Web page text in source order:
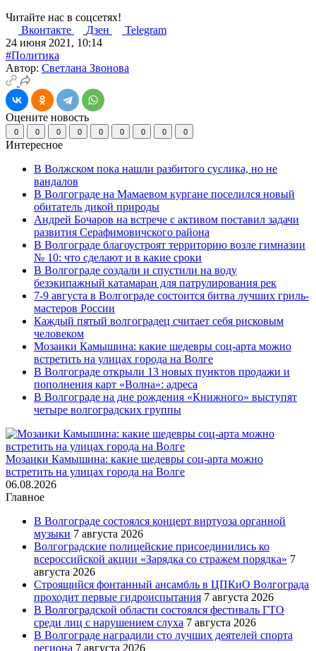
Читайте нас в соцсетях!
Вконтакте
Дзен
Telegram
24 июня 2021, 10:14
#Политика
Автор: Светлана Звонова
Оцените новость
0 0 0 0 0 0 0 0 0
Интересное
В Волжском пока нашли разбитого суслика, но не
вандалов
В Волгограде на Мамаевом кургане поселился новый
обитатель дикой природы
Андрей Бочаров на встрече с активом поставил задачи
развития Серафимовичского района
В Волгограде благоустроят территорию возле гимназии
№ 10: что сделают и в какие сроки
В Волгограде создали и спустили на воду
безэкипажный катамаран для патрулирования рек
7-9 августа в Волгограде состоится битва лучших гриль-
мастеров России
Каждый пятый волгоградец считает себя рисковым
человеком
Мозаики Камышина: какие шедевры соц-арта можно
встретить на улицах города на Волге
В Волгограде открыли 13 новых пунктов продажи и
пополнения карт «Волна»: адреса
В Волгограде на дне рождения «Книжного» выступят
четыре волгоградских группы
Мозаики Камышина: какие шедевры соц-арта можно
встретить на улицах города на Волге
06.08.2026
Главное
В Волгограде состоялся концерт виртуоза органной
музыки 7 августа 2026
Волгоградские полицейские присоединились ко
всероссийской акции «Зарядка со стражем порядка» 7
августа 2026
Строящийся фонтанный ансамбль в ЦПКиО Волгограда
проходит первые гидроиспытания 7 августа 2026
В Волгоградской области состоялся фестиваль ГТО
среди лиц с нарушением слуха 7 августа 2026
В Волгограде наградили сто лучших деятелей спорта
региона 7 августа 2026